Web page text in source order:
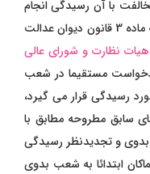
با آن رسیدگی انجام
می شود. و به موجب تبصره 2 الحاقی به ماده 3 قانون دیوان عدالت
نظارت و شورای عالی
مستقیما در شعب
رسیدگی قرار می گیرد،
سابق مطروحه مطابق با
و تجدیدنظر رسیدگی
ابتدائا به شعب بدوی